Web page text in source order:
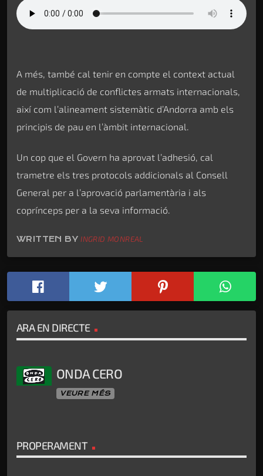
A més, també cal tenir en compte el context actual
de multiplicació de conflictes armats internacionals,
així com l’alineament sistemàtic d’Andorra amb els
principis de pau en l’àmbit internacional.
Un cop que el Govern ha aprovat l’adhesió, cal
trametre els tres protocols addicionals al Consell
General per a l’aprovació parlamentària i als
coprínceps per a la seva informació.
WRITTEN BY INGRID MONREAL
ARA EN DIRECTE
ONDA CERO
VEURE MÉS
PROPERAMENT